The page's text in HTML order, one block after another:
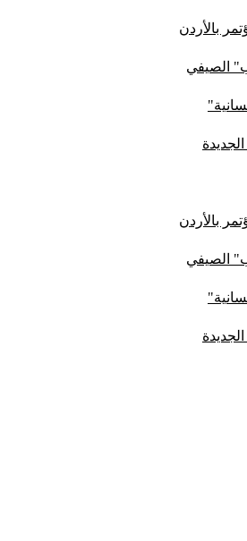
بالأردن
الصيفي
بالأردن
الصيفي